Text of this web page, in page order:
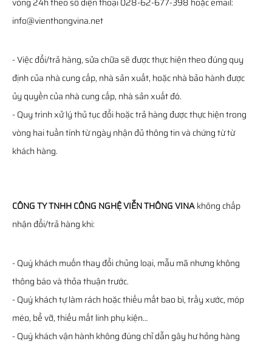
info@vienthongvina.net
- Việc đổi/trả hàng, sửa chữa sẽ được thực hiện theo đúng quy
định của nhà cung cấp, nhà sản xuất, hoặc nhà bảo hành được
ủy quyền của nhà cung cấp, nhà sản xuất đó.
- Quy trình xử lý thủ tục đổi hoặc trả hàng được thực hiện trong
vòng hai tuần tính từ ngày nhận đủ thông tin và chứng từ từ
khách hàng.
CÔNG TY TNHH CÔNG NGHỆ VIỄN THÔNG VINAkhông chấp
nhận đổi/trả hàng khi:
- Quý khách muốn thay đổi chủng loại, mẫu mã nhưng không
thông báo và thỏa thuận trước.
- Quý khách tự làm rách hoặc thiếu mất bao bì, trầy xước, móp
méo, bể vỡ, thiếu mất linh phụ kiện…
- Quý khách vận hành không đúng chỉ dẫn gây hư hỏng hàng